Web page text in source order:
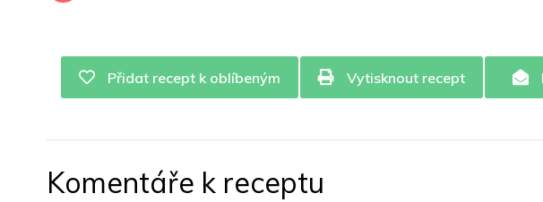
Přidat recept k oblíbeným Vytisknout recept
Komentáře k receptu